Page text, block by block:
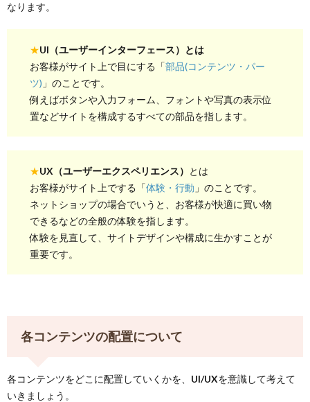
なります。
★UI（ユーザーインターフェース）とは
お客様がサイト上で目にする「部品(コンテンツ・パー
ツ) 」のことです。
例えばボタンや入力フォーム、フォントや写真の表示位
置などサイトを構成するすべての部品を指します。
★UX（ユーザーエクスペリエンス） とは
お客様がサイト上でする「体験・行動 」のことです。
ネットショップの場合でいうと、お客様が快適に買い物
できるなどの全般の体験を指します。
体験を見直して、サイトデザインや構成に生かすことが
重要です。
各コンテンツの配置について
各コンテンツをどこに配置していくかを、 UI/UXを意識して考えて
いきましょう。